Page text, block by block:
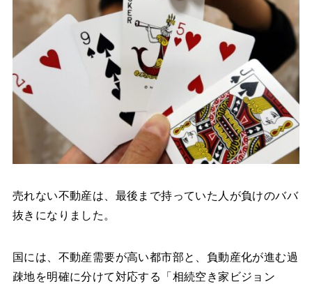
売れない不動産は、最後まで持っていた人が負けのババ
抜きになりました。
国には、不動産需要が高い都市部と、負動産化が進む過
疎地を明確に分けて対応する「相続空き家ビジョン